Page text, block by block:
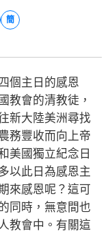
簡
個主日的感恩
教會的清教徒，
新大陸美洲尋找
務豐收而向上帝
美國獨立紀念日
以此日為感恩主
來感恩呢？這可
同時，無意間也
教會中。有關這